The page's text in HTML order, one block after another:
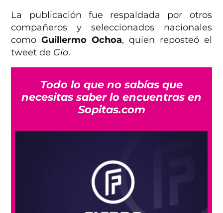
La publicación fue respaldada por otros
compañeros y seleccionados nacionales
comoGuillermo Ochoa, quien reposteó el
tweet de Gio.
Todo lo que no sabías que
necesitas saber lo encuentras en
Sopitas.com